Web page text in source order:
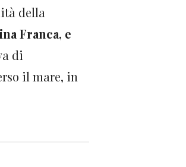
della
Franca, e
di
il mare, in